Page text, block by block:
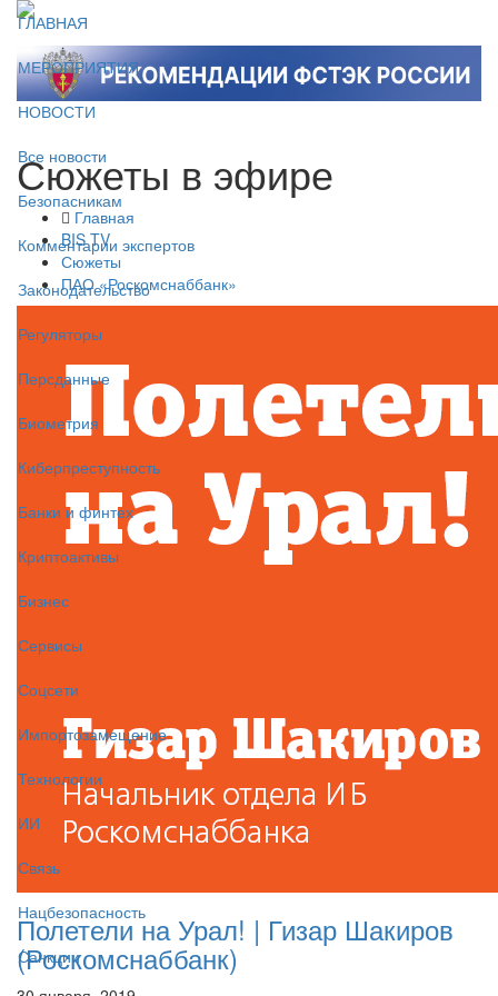
ГЛАВНАЯ
МЕРОПРИЯТИЯ
НОВОСТИ
Все новости
Безопасникам
Комментарии экспертов
Законодательство
Регуляторы
Персданные
Биометрия
Киберпреступность
Банки и финтех
Криптоактивы
Бизнес
Сервисы
Соцсети
Импортозамещение
Технологии
ИИ
Связь
Нацбезопасность
Санкции
Сюжеты в эфире
Главная
BIS TV
Сюжеты
ПАО «Роскомснаббанк»
Полетели на Урал! | Гизар Шакиров
(Роскомснаббанк)